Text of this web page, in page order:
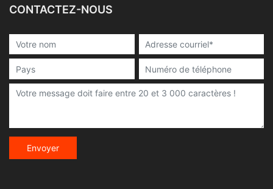
CONTACTEZ-NOUS
Envoyer